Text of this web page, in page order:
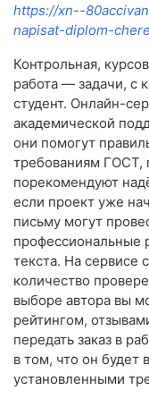
https://xn--
napisat-diplom-
Контрольная,
работа — задачи, с
студент. Онлайн-
академической
они помогут
требованиям ГОСТ,
порекомендуют
если проект уже
письму могут
профессиональные
текста. На сервисе
количество
выборе автора вы
рейтингом,
передать заказ в
в том, что он будет
установленными